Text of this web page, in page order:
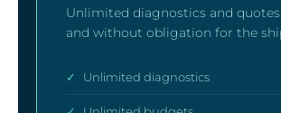
Unlimited diagnostics and
and without obligation for the
✓ Unlimited diagnostics